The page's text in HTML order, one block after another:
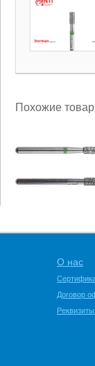
Похожие
О нас
Договор